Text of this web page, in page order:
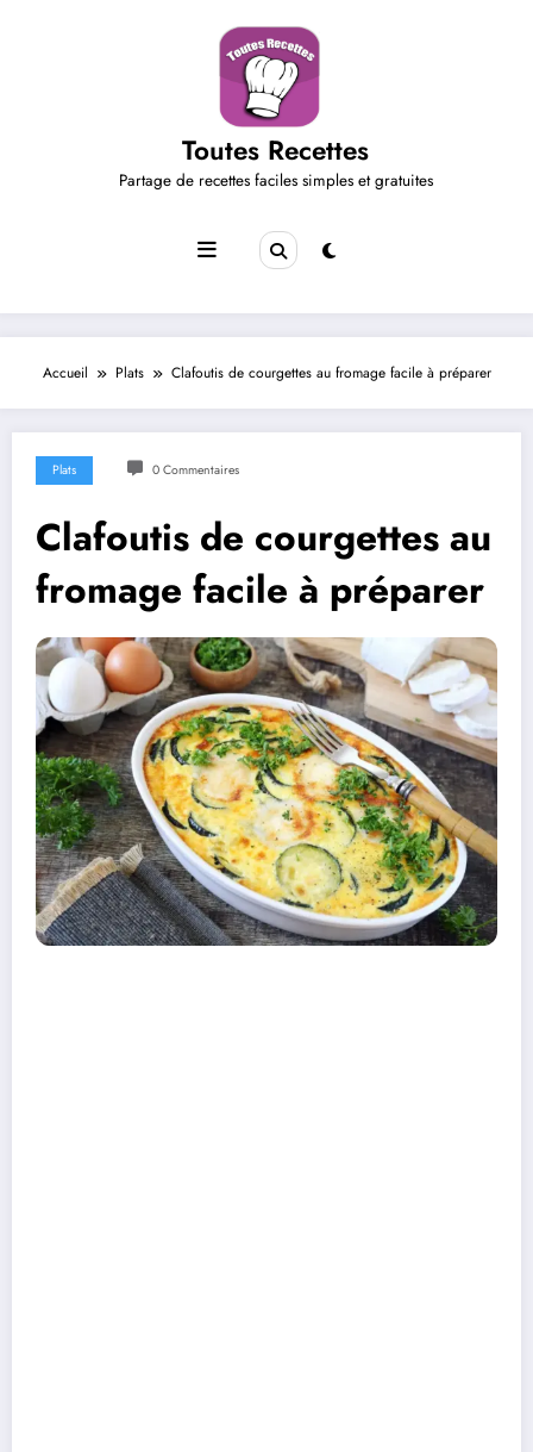
Toutes Recettes
Partage de recettes faciles simples et gratuites
Accueil Plats Clafoutis de courgettes au fromage facile à préparer
Plats 0 Commentaires
Clafoutis de courgettes au
fromage facile à préparer